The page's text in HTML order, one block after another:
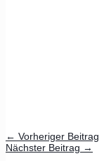
← Vorheriger Beitrag
Nächster Beitrag →